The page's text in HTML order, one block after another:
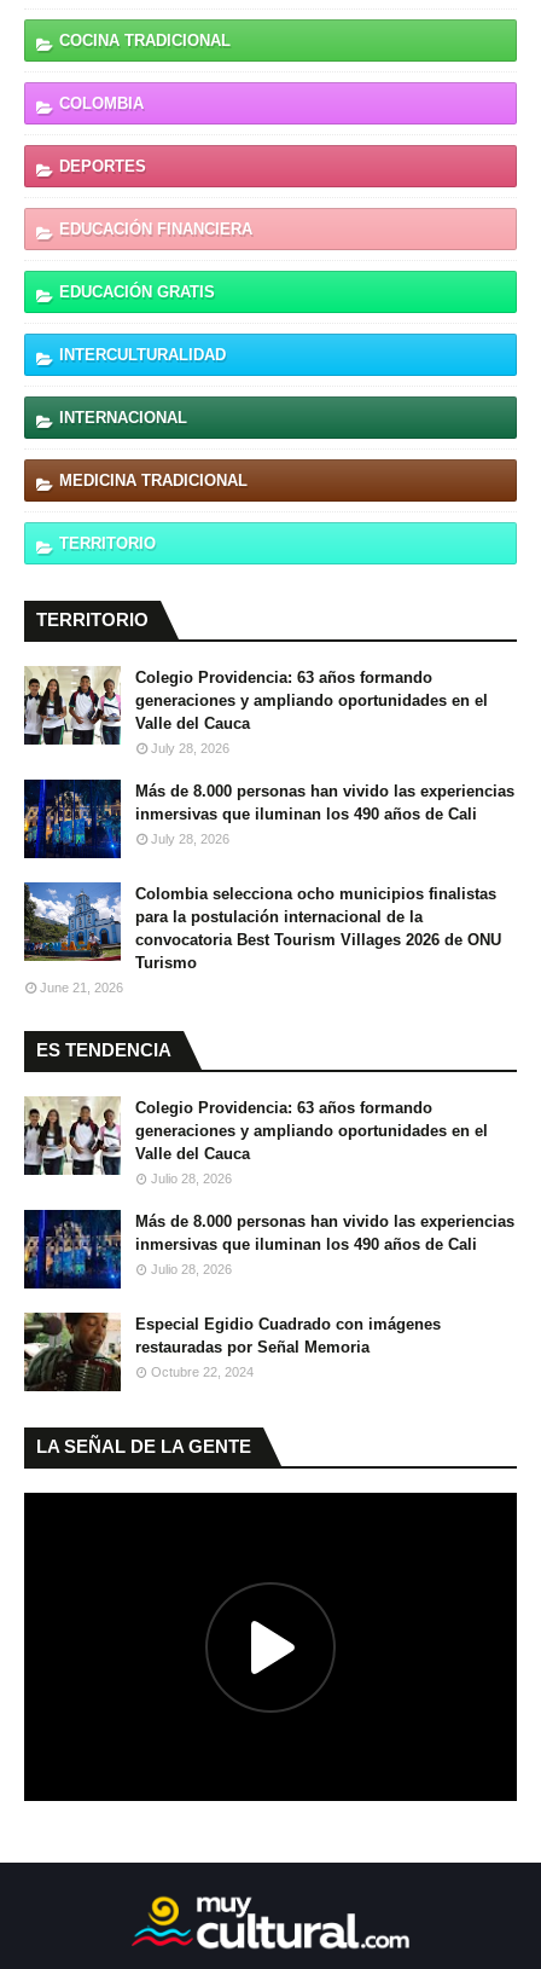
COCINA TRADICIONAL
COLOMBIA
DEPORTES
EDUCACIÓN FINANCIERA
EDUCACIÓN GRATIS
INTERCULTURALIDAD
INTERNACIONAL
MEDICINA TRADICIONAL
TERRITORIO
TERRITORIO
Colegio Providencia: 63 años formando
generaciones y ampliando oportunidades en el
Valle del Cauca
July 28, 2026
Más de 8.000 personas han vivido las experiencias
inmersivas que iluminan los 490 años de Cali
July 28, 2026
Colombia selecciona ocho municipios finalistas
para la postulación internacional de la
convocatoria Best Tourism Villages 2026 de ONU
Turismo
June 21, 2026
ES TENDENCIA
Colegio Providencia: 63 años formando
generaciones y ampliando oportunidades en el
Valle del Cauca
Julio 28, 2026
Más de 8.000 personas han vivido las experiencias
inmersivas que iluminan los 490 años de Cali
Julio 28, 2026
Especial Egidio Cuadrado con imágenes
restauradas por Señal Memoria
Octubre 22, 2024
LA SEÑAL DE LA GENTE